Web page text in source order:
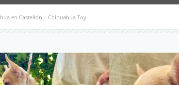
en Castellón – Chihuahua Toy